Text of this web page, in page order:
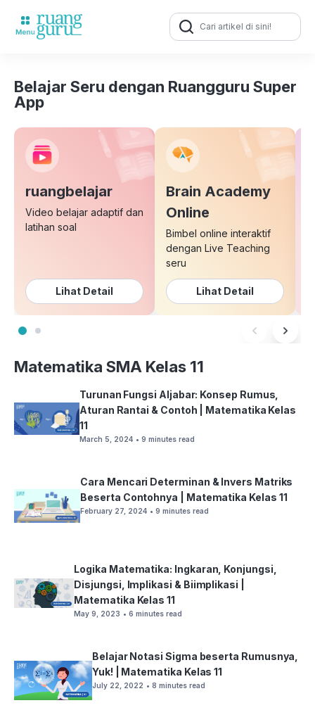
Search
for:
Belajar Seru dengan Ruangguru Super
App
ruangbelajar
Video belajar adaptif dan
latihan soal
Lihat Detail
Brain Academy
Online
Bimbel online interaktif
dengan Live Teaching
seru
Lihat Detail
Matematika SMA Kelas 11
Turunan Fungsi Aljabar: Konsep Rumus,
Aturan Rantai & Contoh | Matematika Kelas
11
March 5, 2024 • 9 minutes read
Cara Mencari Determinan & Invers Matriks
Beserta Contohnya | Matematika Kelas 11
February 27, 2024 • 9 minutes read
Logika Matematika: Ingkaran, Konjungsi,
Disjungsi, Implikasi & Biimplikasi |
Matematika Kelas 11
May 9, 2023 • 6 minutes read
Belajar Notasi Sigma beserta Rumusnya,
Yuk! | Matematika Kelas 11
July 22, 2022 • 8 minutes read